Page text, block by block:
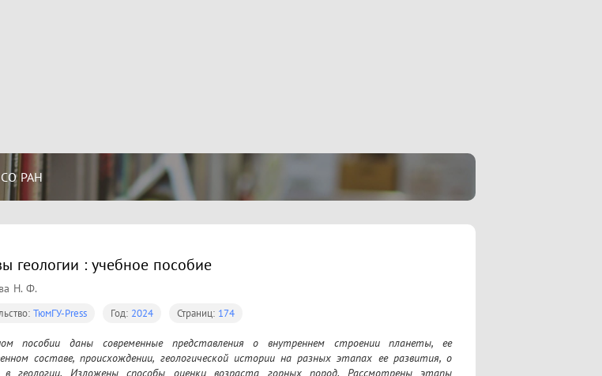
СО РАН
геологии : учебное пособие
Н. Ф.
ТюмГУ-Press Год: 2024 Страниц: 174
пособии даны современные представления о внутреннем строении планеты, ее
составе, происхождении, геологической истории на разных этапах ее развития, о
в геологии. Изложены способы оценки возраста горных пород. Рассмотрены этапы